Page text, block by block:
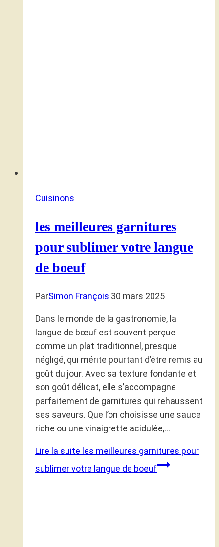
Cuisinons
les meilleures garnitures
pour sublimer votre langue
de boeuf
ParSimon François 30 mars 2025
Dans le monde de la gastronomie, la
langue de bœuf est souvent perçue
comme un plat traditionnel, presque
négligé, qui mérite pourtant d’être remis au
goût du jour. Avec sa texture fondante et
son goût délicat, elle s’accompagne
parfaitement de garnitures qui rehaussent
ses saveurs. Que l’on choisisse une sauce
riche ou une vinaigrette acidulée,…
Lire la suite les meilleures garnitures pour
sublimer votre langue de boeuf